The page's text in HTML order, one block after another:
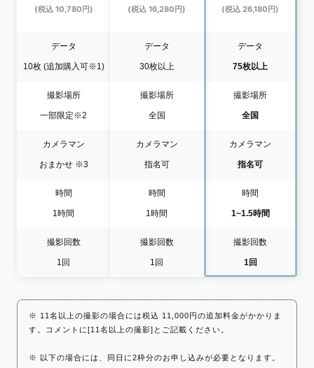
(税込 10,780円)
データ
10枚 (追加購入可※1)
撮影場所
一部限定※2
カメラマン
おまかせ ※3
時間
1時間
撮影回数
1回
(税込 16,280円)
データ
30枚以上
撮影場所
全国
カメラマン
指名可
時間
1時間
撮影回数
1回
(税込 26,180円)
データ
75枚以上
撮影場所
全国
カメラマン
指名可
時間
1~1.5時間
撮影回数
1回
※ 11名以上の撮影の場合には税込 11,000円の追加料金がかかりま
す。コメントに[11名以上の撮影]とご記載ください。
※ 以下の場合には、同日に2枠分のお申し込みが必要となります。